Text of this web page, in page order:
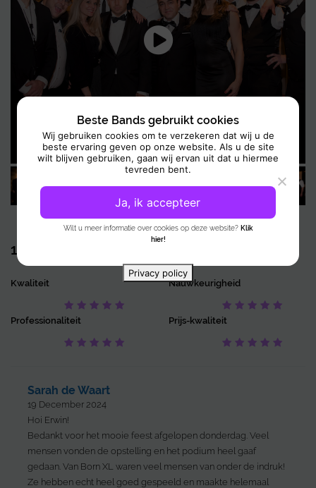
Treasure. Zo komt iedereen in beweging — of je nu danst, meezingt of
gewoon geniet.
Op zoek naar een kleiner alternatief met dezelfde energie?
Bekijk hier
onze compacte liveband
1 Review
Kwaliteit
Professionaliteit
Nauwkeurigheid
Prijs-kwaliteit
Sarah de Waart
19 December 2024
Hoi Erwin!
Bedankt voor het mooie feest afgelopen donderdag. Veel
mensen vonden de opstelling en het podium heel gaaf
gedaan. Van Born XL waren veel mensen van onder de indruk!
Ze hebben echt heel goed gespeeld en maakte helemaal
Beste Bands gebruikt cookies
Wij gebruiken cookies om te verzekeren dat wij u de
beste ervaring geven op onze website. Als u de site
wilt blijven gebruiken, gaan wij ervan uit dat u hiermee
tevreden bent.
Wilt u meer informatie over cookies op deze website? Klik
hier!
Ja, ik accepteer
Privacy policy